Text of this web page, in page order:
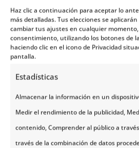
Haz clic a continuación para aceptar lo
más detalladas. Tus elecciones se
cambiar tus ajustes en cualquier
consentimiento, utilizando los botones de
haciendo clic en el icono de Privacidad
pantalla.
Estadísticas
Almacenar la información en un
Medir el rendimiento de la publicidad,
contenido, Comprender al público a
través de la combinación de datos
Día 3 | Tromsø - Polar Park
Día 4 | Narvik - Parque
Abisko - Kiruna
Día 6 | Kautokeino – Karasjok